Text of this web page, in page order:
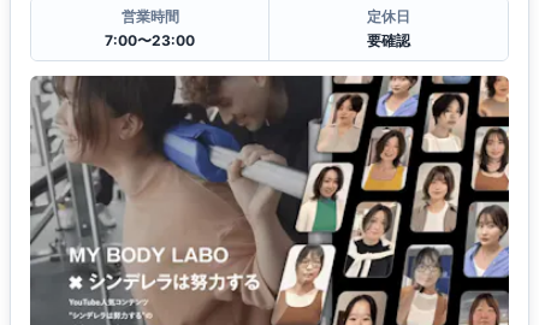
営業時間
7:00〜23:00
定休日
要確認